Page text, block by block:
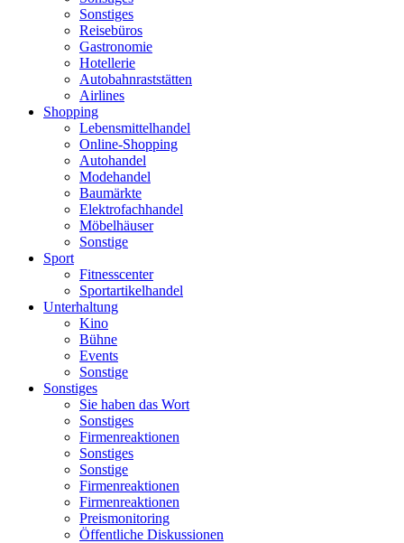
Sonstiges
Reisebüros
Gastronomie
Hotellerie
Autobahnraststätten
Airlines
Shopping
Lebensmittelhandel
Online-Shopping
Autohandel
Modehandel
Baumärkte
Elektrofachhandel
Möbelhäuser
Sonstige
Sport
Fitnesscenter
Sportartikelhandel
Unterhaltung
Kino
Bühne
Events
Sonstige
Sonstiges
Sie haben das Wort
Sonstiges
Firmenreaktionen
Sonstiges
Sonstige
Firmenreaktionen
Firmenreaktionen
Preismonitoring
Öffentliche Diskussionen